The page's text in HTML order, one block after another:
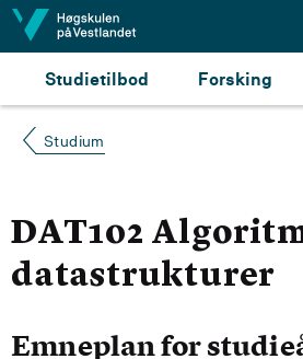
Hopp til innhald
Studietilbod Forsking
Studium
DAT102
datastrukturer
Emneplan for